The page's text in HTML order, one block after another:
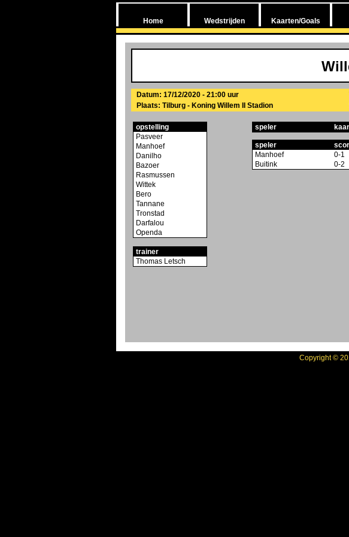
Home Wedstrijden Kaarten/Goals
Datum: 17/12/2020 - 21:00 uur
Plaats: Tilburg - Koning Willem II Stadion
opstelling
Pasveer
Manhoef
Danilho
Bazoer
Rasmussen
Wittek
Bero
Tannane
Tronstad
Darfalou
Openda
trainer
Thomas Letsch
speler
speler
Manhoef
0-1
Buitink
0-2
Copyright ©